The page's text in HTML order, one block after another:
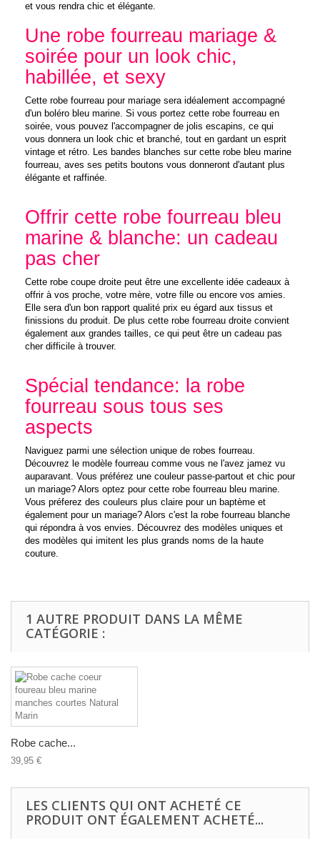
et vous rendra chic et élégante.
Une robe fourreau mariage &
soirée pour un look chic,
habillée, et sexy
Cette robe fourreau pour mariage sera idéalement accompagné
d'un boléro bleu marine. Si vous portez cette robe fourreau en
soirée, vous pouvez l'accompagner de jolis escapins, ce qui
vous donnera un look chic et branché, tout en gardant un esprit
vintage et rétro. Les bandes blanches sur cette robe bleu marine
fourreau, aves ses petits boutons vous donneront d'autant plus
élégante et raffinée.
Offrir cette robe fourreau bleu
marine & blanche: un cadeau
pas cher
Cette robe coupe droite peut être une excellente idée cadeaux à
offrir à vos proche, votre mère, votre fille ou encore vos amies.
Elle sera d'un bon rapport qualité prix eu égard aux tissus et
finissions du produit. De plus cette robe fourreau droite convient
également aux grandes tailles, ce qui peut être un cadeau pas
cher difficile à trouver.
Spécial tendance: la robe
fourreau sous tous ses
aspects
Naviguez parmi une sélection unique de robes fourreau.
Découvrez le modèle fourreau comme vous ne l'avez jamez vu
auparavant. Vous préférez une couleur passe-partout et chic pour
un mariage? Alors optez pour cette robe fourreau bleu marine.
Vous préferez des couleurs plus claire pour un baptème et
également pour un mariage? Alors c'est la robe fourreau blanche
qui répondra à vos envies. Découvrez des modèles uniques et
des modèles qui imitent les plus grands noms de la haute
couture.
1 AUTRE PRODUIT DANS LA MÊME
CATÉGORIE :
Robe cache...
39,95 €
LES CLIENTS QUI ONT ACHETÉ CE
PRODUIT ONT ÉGALEMENT ACHETÉ...